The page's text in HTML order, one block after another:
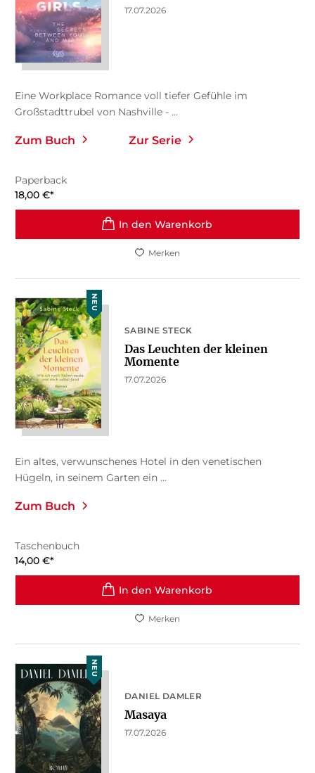
17.07.2026
Eine Workplace Romance voll tiefer Gefühle im
Großstadttrubel von Nashville - ...
Zum Buch Zur Serie
Paperback
18,00 €*
In den Warenkorb
Merken
NEU
SABINE STECK
Das Leuchten der kleinen
Momente
17.07.2026
Ein altes, verwunschenes Hotel in den venetischen
Hügeln, in seinem Garten ein ...
Zum Buch
Taschenbuch
14,00 €*
In den Warenkorb
Merken
NEU
DANIEL DAMLER
Masaya
17.07.2026